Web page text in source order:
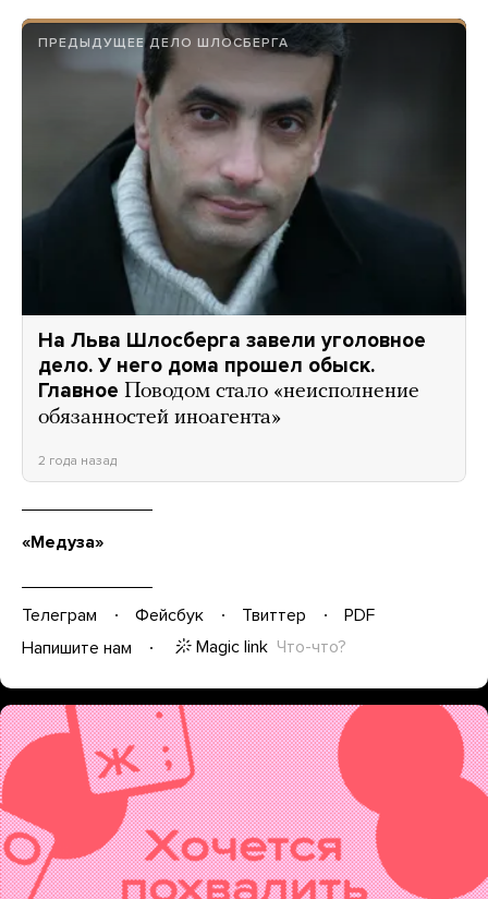
ПРЕДЫДУЩЕЕ ДЕЛО ШЛОСБЕРГА
На Льва Шлосберга завели уголовное
дело. У него дома прошел обыск.
Главное Поводом стало «неисполнение
обязанностей иноагента»
2 года назад
«Медуза»
Телеграм Фейсбук Твиттер
PDF
Напишите нам
Magic link Что-что?